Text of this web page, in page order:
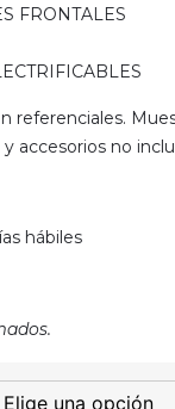
FRONTALES
referenciales.
accesorios no
hábiles